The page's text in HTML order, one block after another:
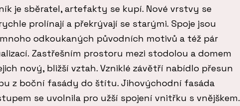
je sběratel, artefakty se kupí. Nové vrstvy se
prolínají a překrývají se starými. Spoje jsou
odkoukaných původních motivů a též pár
Zastřešním prostoru mezi stodolou a domem
nový, bližší vztah. Vzniklé závětří nabídlo přesun
z boční fasády do štítu. Jihovýchodní fasáda
se uvolnila pro užší spojení vnitřku s vnějškem.